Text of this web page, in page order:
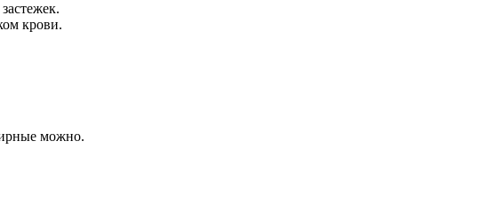
крови.
можно.